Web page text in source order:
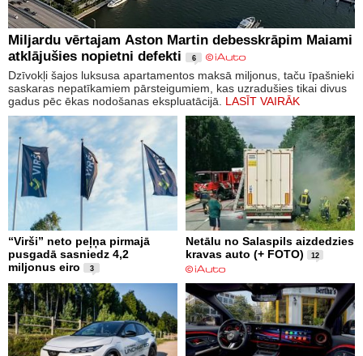
Miljardu vērtajam Aston Martin debesskrāpim Maiami
atklājušies nopietni defekti
6
Dzīvokļi šajos luksusa apartamentos maksā miljonus, taču īpašnieki
saskaras nepatīkamiem pārsteigumiem, kas uzradušies tikai divus
gadus pēc ēkas nodošanas ekspluatācijā. LASĪT VAIRĀK
“Virši” neto peļņa pirmajā
pusgadā sasniedz 4,2
miljonus eiro
3
Netālu no Salaspils aizdedzies
kravas auto (+ FOTO)
12